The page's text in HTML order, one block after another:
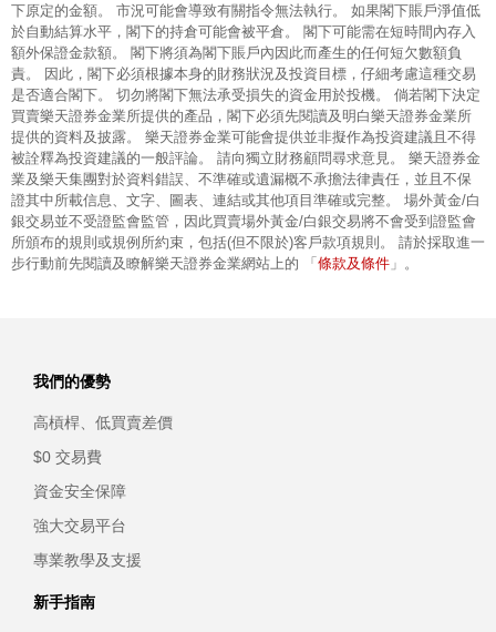
下原定的金額。 市況可能會導致有關指令無法執行。 如果閣下賬戶淨值低
於自動結算水平，閣下的持倉可能會被平倉。 閣下可能需在短時間內存入
額外保證金款額。 閣下將須為閣下賬戶內因此而產生的任何短欠數額負
責。 因此，閣下必須根據本身的財務狀況及投資目標，仔細考慮這種交易
是否適合閣下。 切勿將閣下無法承受損失的資金用於投機。 倘若閣下決定
買賣樂天證券金業所提供的產品，閣下必須先閱讀及明白樂天證券金業所
提供的資料及披露。 樂天證券金業可能會提供並非擬作為投資建議且不得
被詮釋為投資建議的一般評論。 請向獨立財務顧問尋求意見。 樂天證券金
業及樂天集團對於資料錯誤、不準確或遺漏概不承擔法律責任，並且不保
證其中所載信息、文字、圖表、連結或其他項目準確或完整。 場外黃金/白
銀交易並不受證監會監管，因此買賣場外黃金/白銀交易將不會受到證監會
所頒布的規則或規例所約束，包括(但不限於)客戶款項規則。 請於採取進一
步行動前先閱讀及瞭解樂天證券金業網站上的 「條款及條件 」。
我們的優勢
高槓桿、低買賣差價
$0 交易費
資金安全保障
強大交易平台
專業教學及支援
新手指南